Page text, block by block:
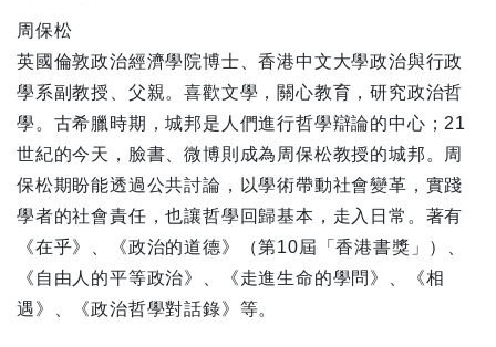
周保松
英國倫敦政治經濟學院博士、香港中文大學政治與行政
學系副教授、父親。喜歡文學，關心教育，研究政治哲
學。古希臘時期，城邦是人們進行哲學辯論的中心；21
世紀的今天，臉書、微博則成為周保松教授的城邦。周
保松期盼能透過公共討論，以學術帶動社會變革，實踐
學者的社會責任，也讓哲學回歸基本，走入日常。著有
《在乎》、《政治的道德》（第10屆「香港書獎」）、
《自由人的平等政治》、《走進生命的學問》、《相
遇》、《政治哲學對話錄》等。